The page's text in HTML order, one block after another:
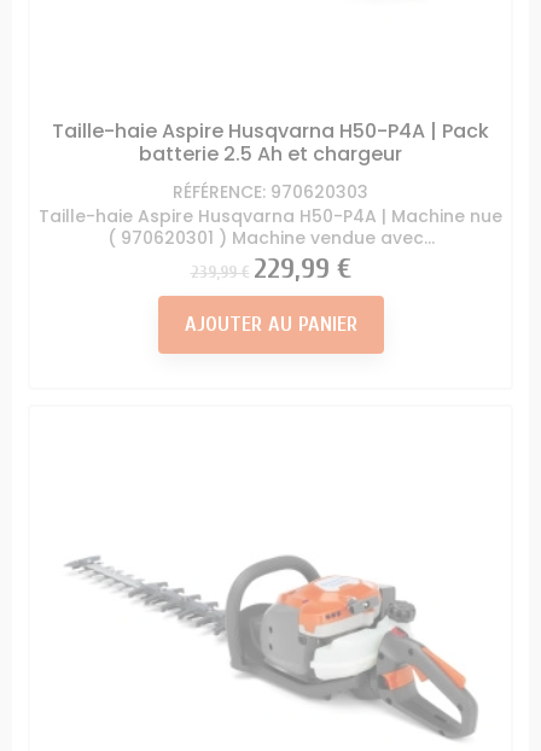
Taille-haie Aspire Husqvarna H50-P4A | Pack
batterie 2.5 Ah et chargeur
RÉFÉRENCE: 970620303
Taille-haie Aspire Husqvarna H50-P4A | Machine nue
( 970620301 ) Machine vendue avec...
Prix
239,99 € Prix
229,99 €
AJOUTER AU PANIER